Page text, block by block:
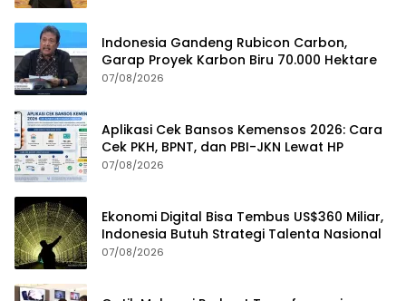
Indonesia Gandeng Rubicon Carbon,
Garap Proyek Karbon Biru 70.000 Hektare
07/08/2026
Aplikasi Cek Bansos Kemensos 2026: Cara
Cek PKH, BPNT, dan PBI-JKN Lewat HP
07/08/2026
Ekonomi Digital Bisa Tembus US$360 Miliar,
Indonesia Butuh Strategi Talenta Nasional
07/08/2026